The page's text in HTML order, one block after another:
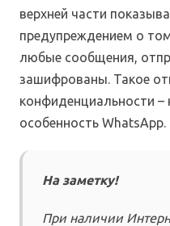
верхней части
предупреждением о
любые сообщения,
зашифрованы. Такое
конфиденциальности –
особенность WhatsApp.
На заметку!
При наличии